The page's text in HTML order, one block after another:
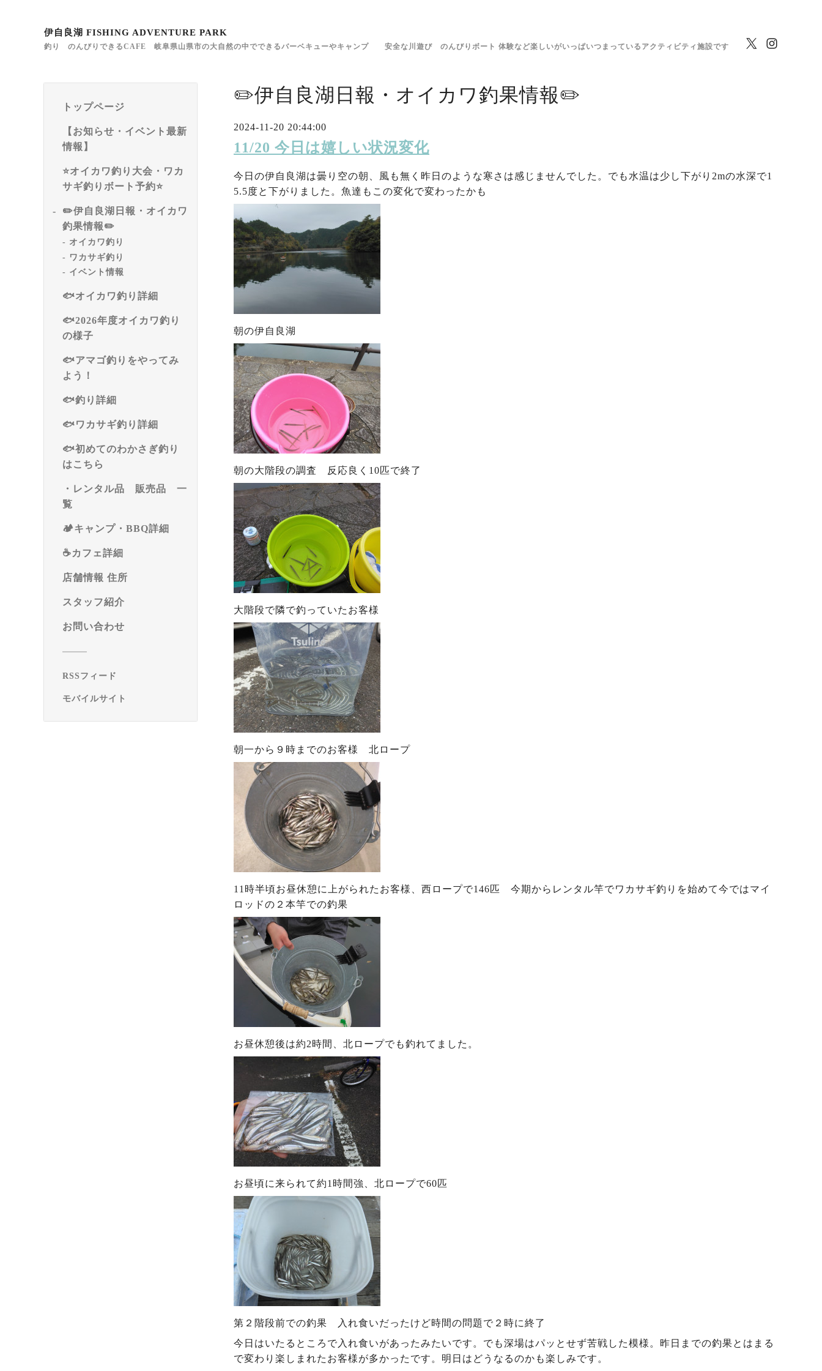
伊自良湖 FISHING ADVENTURE PARK
釣り のんびりできるCAFE 岐阜県山県市の大自然の中でできるバーベキューやキャンプ 安全な川遊び のんびりボート 体験など楽しいがいっぱいつまっているアクティビティ施設です
トップページ
【お知らせ・イベント最新
情報】
⭐️オイカワ釣り大会・ワカ
サギ釣りボート予約⭐️
✏️伊自良湖日報・オイカワ
釣果情報✏️
オイカワ釣り
ワカサギ釣り
イベント情報
🐟オイカワ釣り詳細
🐟2026年度オイカワ釣り
の様子
🐟アマゴ釣りをやってみ
よう！
🐟釣り詳細
🐟ワカサギ釣り詳細
🐟初めてのわかさぎ釣り
はこちら
・レンタル品 販売品 一
覧
🏕️キャンプ・BBQ詳細
☕️カフェ詳細
店舗情報 住所
スタッフ紹介
お問い合わせ
RSSフィード
モバイルサイト
✏️伊自良湖日報・オイカワ釣果情報✏️
2024-11-20 20:44:00
11/20 今日は嬉しい状況変化
今日の伊自良湖は曇り空の朝、風も無く昨日のような寒さは感じませんでした。でも水温は少し下がり2mの水深で1
5.5度と下がりました。魚達もこの変化で変わったかも
朝の伊自良湖
朝の大階段の調査 反応良く10匹で終了
大階段で隣で釣っていたお客様
朝一から９時までのお客様 北ロープ
11時半頃お昼休憩に上がられたお客様、西ロープで146匹 今期からレンタル竿でワカサギ釣りを始めて今ではマイ
ロッドの２本竿での釣果
お昼休憩後は約2時間、北ロープでも釣れてました。
お昼頃に来られて約1時間強、北ロープで60匹
第２階段前での釣果 入れ食いだったけど時間の問題で２時に終了
今日はいたるところで入れ食いがあったみたいです。でも深場はパッとせず苦戦した模様。昨日までの釣果とはまる
で変わり楽しまれたお客様が多かったです。明日はどうなるのかも楽しみです。